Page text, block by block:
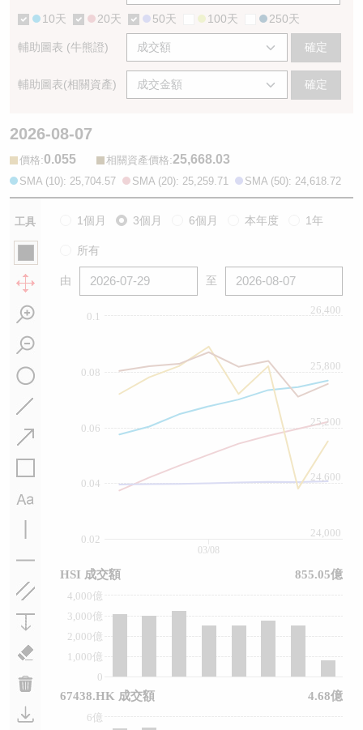
10天 20天 50天 100天 250天
輔助圖表 (牛熊證) 確定
輔助圖表(相關資產) 確定
2026-08-07
價格:0.055 相關資產價格:25,668.03
SMA (10): 25,704.57 SMA (20): 25,259.71 SMA (50): 24,618.72
工具 1個月 3個月 6個月 本年度 1年
所有
由 至
0.02
0.04
0.06
0.08
0.1
24,000
24,600
25,200
25,800
26,400
0
1,000億
2,000億
3,000億
4,000億
6億
03/08
HSI 成交額 855.05億
67438.HK 成交額 4.68億